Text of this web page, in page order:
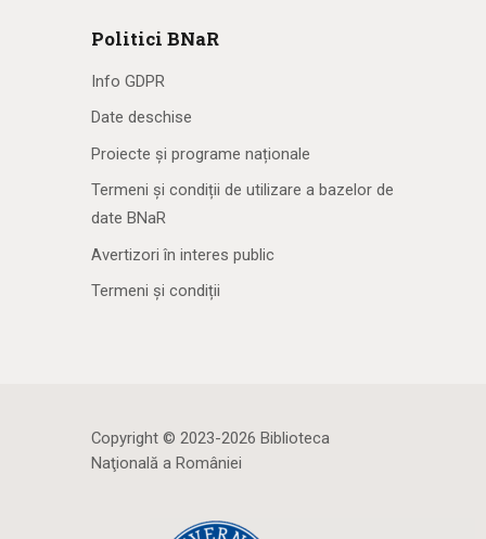
Politici BNaR
Info GDPR
Date deschise
Proiecte și programe naționale
Termeni și condiții de utilizare a bazelor de
date BNaR
Avertizori în interes public
Termeni și condiții
Copyright © 2023-2026 Biblioteca
Naţională a României